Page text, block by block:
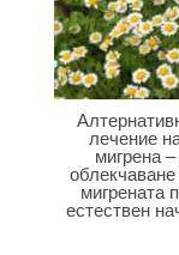
лечение
мигрена –
облекчаване
мигрената
естествен